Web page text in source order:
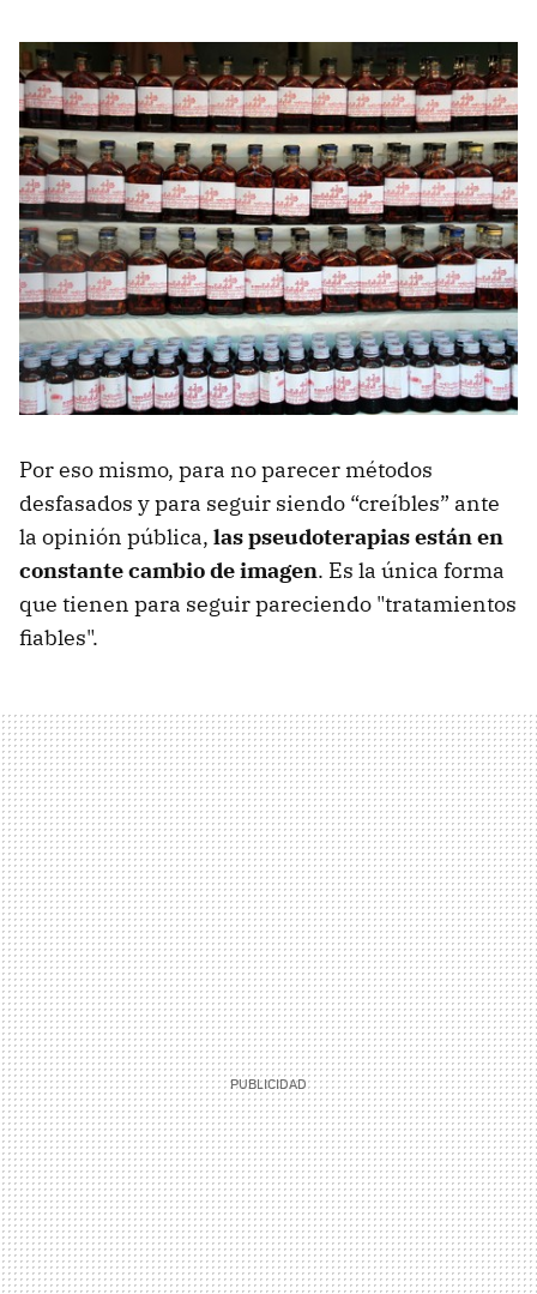
Por eso mismo, para no parecer métodos
desfasados y para seguir siendo “creíbles” ante
la opinión pública, las pseudoterapias están en
constante cambio de imagen. Es la única forma
que tienen para seguir pareciendo "tratamientos
fiables".